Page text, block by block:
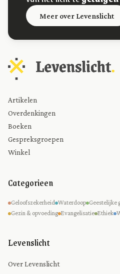
Meer over Levenslicht
Artikelen
Overdenkingen
Boeken
Gespreksgroepen
Winkel
Categorieen
Geloofszekerheid Waterdoop Geestelijke
Gezin & opvoeding Evangelisatie Ethiek
Levenslicht
Over Levenslicht